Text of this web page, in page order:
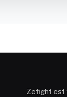
Zefight est